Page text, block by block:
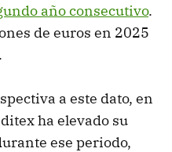
año consecutivo.
de euros en 2025
a este dato, en
ha elevado su
ese periodo,